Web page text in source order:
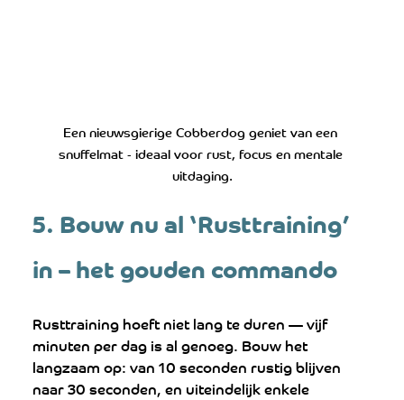
Een nieuwsgierige Cobberdog geniet van een
snuffelmat - ideaal voor rust, focus en mentale
uitdaging.
5. Bouw nu al ‘Rusttraining’
in – het gouden commando
Rusttraining hoeft niet lang te duren — vijf
minuten per dag is al genoeg. Bouw het
langzaam op: van 10 seconden rustig blijven
naar 30 seconden, en uiteindelijk enkele